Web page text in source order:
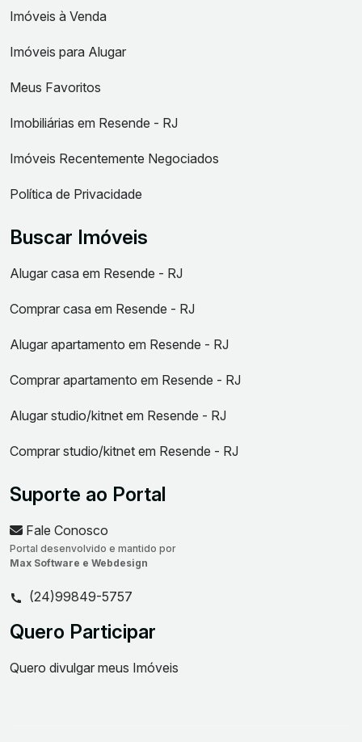
Imóveis à Venda
Imóveis para Alugar
Meus Favoritos
Imobiliárias em Resende - RJ
Imóveis Recentemente Negociados
Política de Privacidade
Buscar Imóveis
Alugar casa em Resende - RJ
Comprar casa em Resende - RJ
Alugar apartamento em Resende - RJ
Comprar apartamento em Resende - RJ
Alugar studio/kitnet em Resende - RJ
Comprar studio/kitnet em Resende - RJ
Suporte ao Portal
Fale Conosco
Portal desenvolvido e mantido por
Max Software e Webdesign
(24)99849-5757
Quero Participar
Quero divulgar meus Imóveis